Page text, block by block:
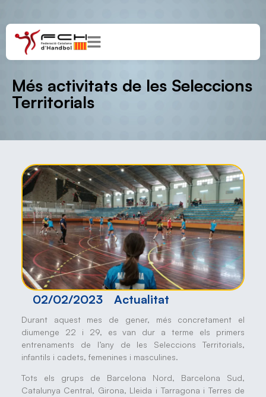
Més activitats de les Seleccions
Territorials
02/02/2023 Actualitat
Durant aquest mes de gener, més concretament el
diumenge 22 i 29, es van dur a terme els primers
entrenaments de l’any de les Seleccions Territorials,
infantils i cadets, femenines i masculines.
Tots els grups de Barcelona Nord, Barcelona Sud,
Catalunya Central, Girona, Lleida i Tarragona i Terres de